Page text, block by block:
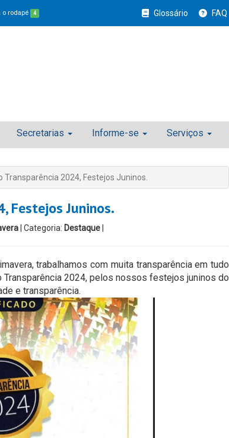
o rodapé 4 Glossário FAQ
Secretarias Informe-se Serviços
Transparência 2024, Festejos Juninos.
Festejos Juninos.
| Categoria: Destaque
trabalhamos com muita transparência em tudo
2024, pelos nossos festejos juninos do
e transparência.